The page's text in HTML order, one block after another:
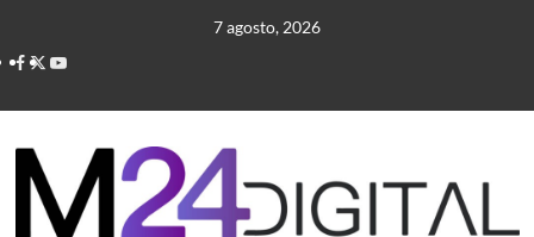
contenido
7 agosto, 2026